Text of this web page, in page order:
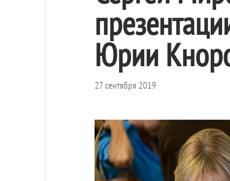
Юрии
27 сентября 2019